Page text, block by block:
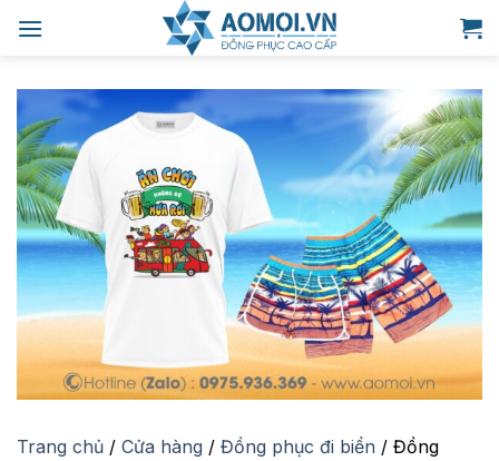
qua
dung
Trang chủ / Cửa hàng / Đồng phục đi biển / Đồng